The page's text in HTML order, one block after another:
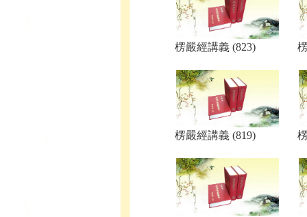
楞嚴經講義 (823)
楞嚴經講義 (819)